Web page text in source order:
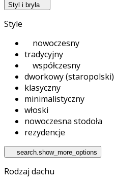
Styl i bryła
Style
nowoczesny
tradycyjny
współczesny
dworkowy (staropolski)
klasyczny
minimalistyczny
włoski
nowoczesna stodoła
rezydencje
search.show_more_options
Rodzaj dachu